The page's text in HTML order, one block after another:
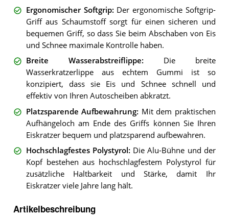
Ergonomischer Softgrip: Der ergonomische Softgrip-
Griff aus Schaumstoff sorgt für einen sicheren und
bequemen Griff, so dass Sie beim Abschaben von Eis
und Schnee maximale Kontrolle haben.
Breite Wasserabstreiflippe: Die breite
Wasserkratzerlippe aus echtem Gummi ist so
konzipiert, dass sie Eis und Schnee schnell und
effektiv von Ihren Autoscheiben abkratzt.
Platzsparende Aufbewahrung: Mit dem praktischen
Aufhängeloch am Ende des Griffs können Sie Ihren
Eiskratzer bequem und platzsparend aufbewahren.
Hochschlagfestes Polystyrol: Die Alu-Bühne und der
Kopf bestehen aus hochschlagfestem Polystyrol für
zusätzliche Haltbarkeit und Stärke, damit Ihr
Eiskratzer viele Jahre lang hält.
Artikelbeschreibung